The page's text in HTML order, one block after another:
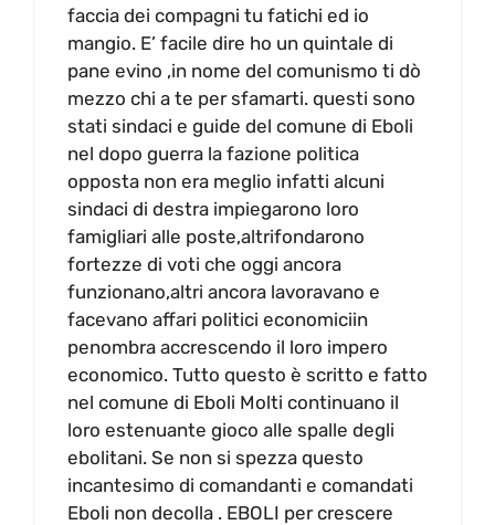
faccia dei compagni tu fatichi ed io
mangio. E’ facile dire ho un quintale di
pane evino ,in nome del comunismo ti dò
mezzo chi a te per sfamarti. questi sono
stati sindaci e guide del comune di Eboli
nel dopo guerra la fazione politica
opposta non era meglio infatti alcuni
sindaci di destra impiegarono loro
famigliari alle poste,altrifondarono
fortezze di voti che oggi ancora
funzionano,altri ancora lavoravano e
facevano affari politici economiciin
penombra accrescendo il loro impero
economico. Tutto questo è scritto e fatto
nel comune di Eboli Molti continuano il
loro estenuante gioco alle spalle degli
ebolitani. Se non si spezza questo
incantesimo di comandanti e comandati
Eboli non decolla . EBOLI per crescere